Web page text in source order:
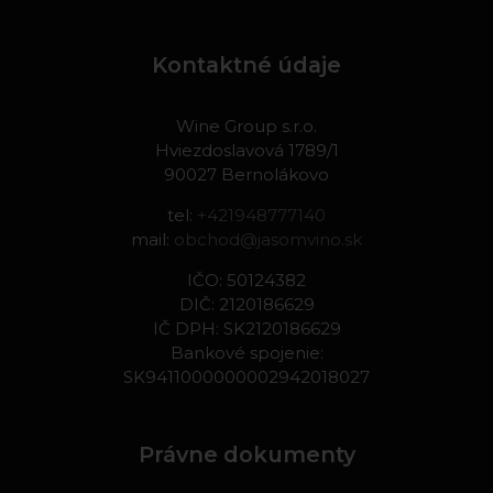
Kontaktné údaje
Wine Group s.r.o.
Hviezdoslavová 1789/1
90027 Bernolákovo
tel: +421948777140
mail: obchod@jasomvino.sk
IČO: 50124382
DIČ: 2120186629
IČ DPH: SK2120186629
Bankové spojenie:
SK9411000000002942018027
Právne dokumenty